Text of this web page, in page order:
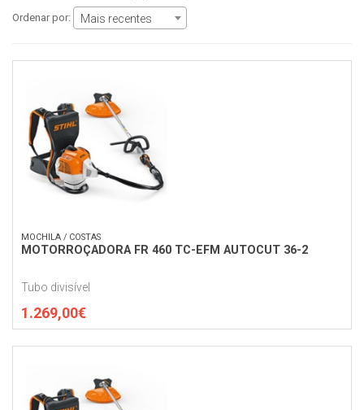
Ordenar por: Mais recentes
MOCHILA / COSTAS
MOTORROÇADORA FR 460 TC-EFM AUTOCUT 36-2
Tubo divisível
1.269,00€